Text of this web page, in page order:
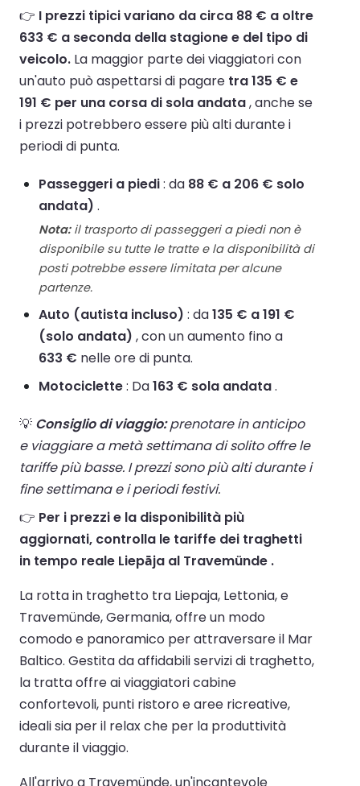
👉 I prezzi tipici variano da circa 88 € a oltre
633 € a seconda della stagione e del tipo di
veicolo. La maggior parte dei viaggiatori con
un'auto può aspettarsi di pagare tra 135 € e
191 € per una corsa di sola andata, anche se
i prezzi potrebbero essere più alti durante i
periodi di punta.
Passeggeri a piedi: da 88 € a 206 € solo
andata) .
Nota:il trasporto di passeggeri a piedi non è
disponibile su tutte le tratte e la disponibilità di
posti potrebbe essere limitata per alcune
partenze.
Auto (autista incluso) : da135 € a 191 €
(solo andata) , con un aumento fino a
633 € nelle ore di punta.
Motociclette: Da163 € sola andata.
💡 Consiglio di viaggio:prenotare in anticipo
e viaggiare a metà settimana di solito offre le
tariffe più basse. I prezzi sono più alti durante i
fine settimana e i periodi festivi.
👉 Per i prezzi e la disponibilità più
aggiornati, controlla le tariffe dei traghetti
in tempo reale Liepāja al Travemünde .
La rotta in traghetto tra Liepaja, Lettonia, e
Travemünde, Germania, offre un modo
comodo e panoramico per attraversare il Mar
Baltico. Gestita da affidabili servizi di traghetto,
la tratta offre ai viaggiatori cabine
confortevoli, punti ristoro e aree ricreative,
ideali sia per il relax che per la produttività
durante il viaggio.